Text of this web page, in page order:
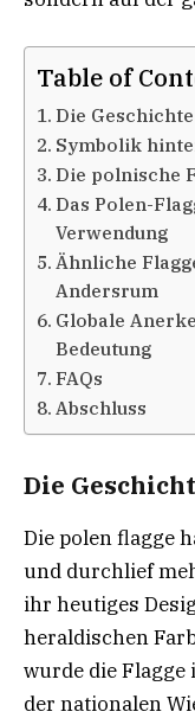
Table of
Die
Symbolik
Die polnische
Das Polen-
Verwendung
Ähnliche
Andersrum
Globale
Bedeutung
FAQs
Abschluss
Die
Die polen flagge
und durchlief
ihr heutiges
heraldischen
wurde die
der nationalen